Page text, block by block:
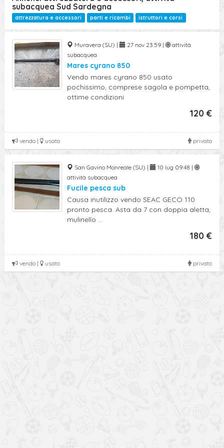
subacquea Sud Sardegna
attrezzatura e accessori parti e ricambi istruttori e corsi
Muravera (SU) | 27 nov 23:59 |
attività
subacquea
Mares cyrano 850
Vendo mares cyrano 850 usato
pochissimo, comprese sagola e pompetta,
ottime condizioni
120 €
privato
vendo | usato
San Gavino Monreale (SU) |
10 lug 09:48 |
attività subacquea
Fucile pesca sub
Causa inutilizzo vendo SEAC GECO 110
pronto pesca. Asta da 7 con doppia aletta,
mulinello ...
180 €
privato
vendo | usato